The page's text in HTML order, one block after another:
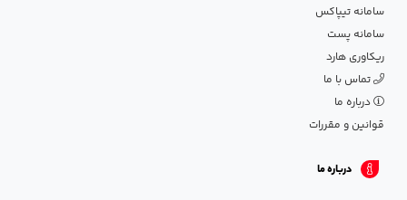
سامانه تیپاکس
سامانه پست
ریکاوری هارد
تماس با ما
درباره ما
قوانین و مقررات
درباره ما